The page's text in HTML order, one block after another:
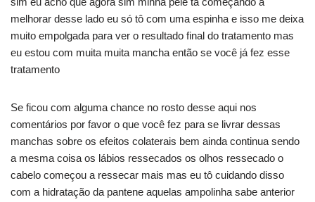
melhorar desse lado eu só tô com uma espinha e isso me deixa
muito empolgada para ver o resultado final do tratamento mas
eu estou com muita muita mancha então se você já fez esse
tratamento
Se ficou com alguma chance no rosto desse aqui nos
comentários por favor o que você fez para se livrar dessas
manchas sobre os efeitos colaterais bem ainda continua sendo
a mesma coisa os lábios ressecados os olhos ressecado o
cabelo começou a ressecar mais mas eu tô cuidando disso
com a hidratação da pantene aquelas ampolinha sabe anterior